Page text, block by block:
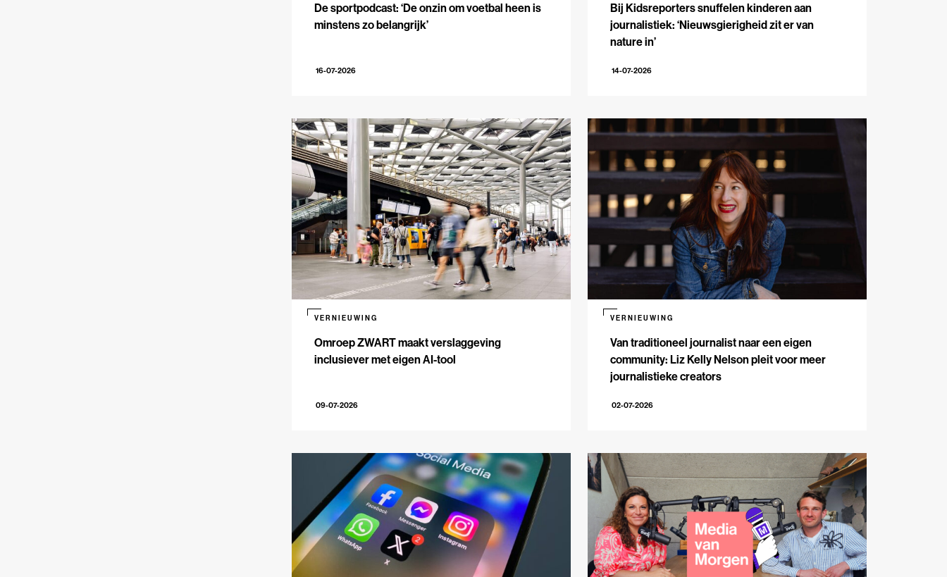
De sportpodcast: ‘De onzin om voetbal heen is
minstens zo belangrijk’
16-07-2026
Bij Kidsreporters snuffelen kinderen aan
journalistiek: ‘Nieuwsgierigheid zit er van
nature in’
14-07-2026
Omroep ZWART maakt verslaggeving
inclusiever met eigen AI-tool
VERNIEUWING
09-07-2026
Van traditioneel journalist naar een eigen
community: Liz Kelly Nelson pleit voor meer
journalistieke creators
VERNIEUWING
02-07-2026